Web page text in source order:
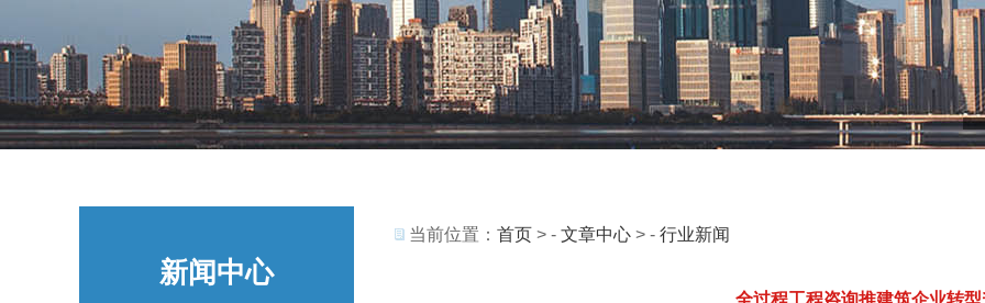
新闻中心
当前位置： 首页 > - 文章中心 > - 行业新闻
全过程工程咨询推建筑企业转